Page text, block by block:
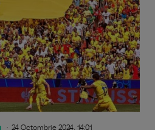
24 Octombrie 2024, 14:01